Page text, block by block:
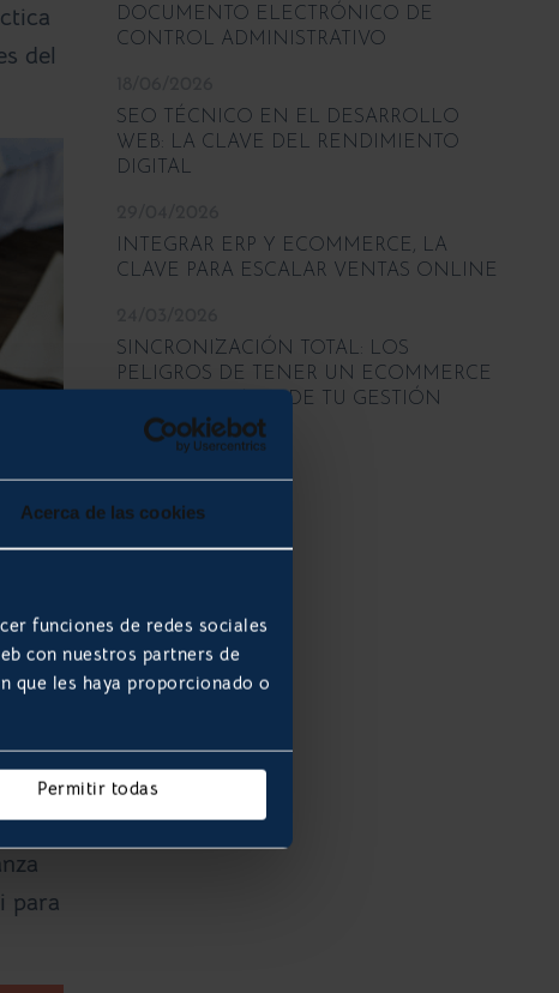
Acerca de las cookies
funciones de redes sociales
con nuestros partners de
que les haya proporcionado o
Permitir todas
del
para
DOCUMENTO ELECTRÓNICO DE
CONTROL ADMINISTRATIVO
SEO TÉCNICO EN EL DESARROLLO
WEB: LA CLAVE DEL RENDIMIENTO
DIGITAL
INTEGRAR ERP Y ECOMMERCE, LA
CLAVE PARA ESCALAR VENTAS ONLINE
SINCRONIZACIÓN TOTAL: LOS
PELIGROS DE TENER UN ECOMMERCE
DESCONECTADO DE TU GESTIÓN
INTERNA